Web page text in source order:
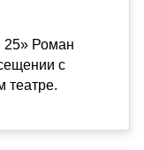
25» Роман
с
театре.